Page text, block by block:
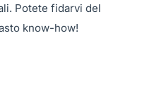
Potete fidarvi del
know-how!